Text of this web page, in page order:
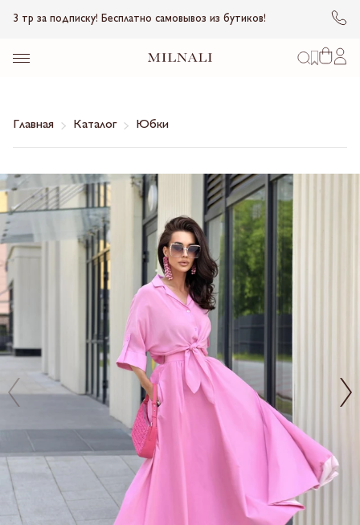
3 тр за подписку! Бесплатно самовывоз из бутиков!
Главная Каталог Юбки